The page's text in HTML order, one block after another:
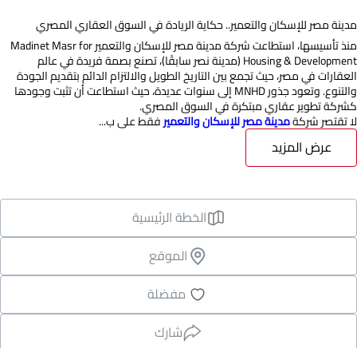
مدينة مصر للإسكان والتعمير.. حكاية الريادة في السوق العقاري المصري
منذ تأسيسها، استطاعت شركة مدينة مصر للإسكان والتعمير Madinet Masr for
Housing & Development (مدينة نصر سابقًا)، تصنع بصمة فريدة في عالم
العقارات في مصر، حيث تجمع بين التاريخ الطويل والالتزام الدائم بتقديم الجودة
والتنوع. وتعود جذور MNHD إلى سنوات عديدة، حيث استطاعت أن تثبت وجودها
كشركة تطوير عقاري مبتكرة في السوق المصري.
لا تقتصر شركةمدينة مصر للإسكان والتعميرفقط على ب...
عرض المزيد
الخطة الرئيسية
الموقع
مفضلة
شارك